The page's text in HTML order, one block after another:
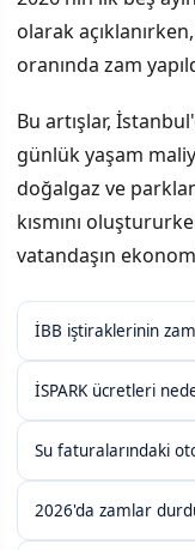
olarak
oranında zam
Bu artışlar,
günlük yaşam
doğalgaz ve
kısmını
vatandaşın
İBB iştiraklerinin
İSPARK ücretleri
Su faturalarındaki
2026'da zamlar